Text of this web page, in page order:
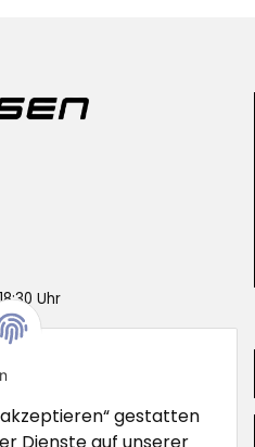
gestatten
Uhr